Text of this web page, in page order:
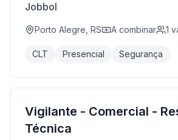
Jobbol
Porto Alegre, RS A combinar 1
CLT Presencial Segurança
Vigilante - Comercial -
Técnica